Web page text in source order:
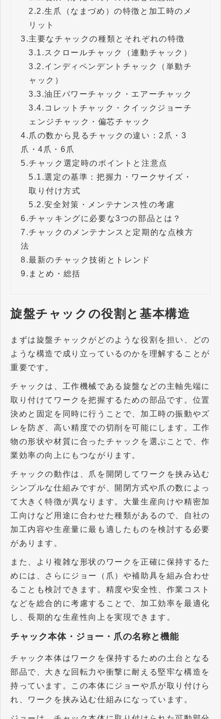
2.2.生爪（なまづめ）の特徴と加工時のメ
リット
3.主要なチャックの種類とそれぞれの特徴
3.1. スクロールチャック（連動チャック）
3.2.インディペンデントチャック（単動チ
ャック）
3.3.油圧パワーチャック・エアーチャック
3.4. コレットチャック・クイックジョーチ
ェンジチャック・偏芯チャック
4. 爪の数から見るチャックの違い：2爪・3
爪・4爪・6爪
5.チャック選定時のポイントと注意点
5.1.選定の基準：把握力・ワークサイズ・
取り付け方式
5.2.安全対策・メンテナンス性の考慮
6.チャッキングに必要な3つの部品とは？
7.チャックのメンテナンスと定期的な点検方
法
8.最新のチャック技術とトレンド
9. まとめ・総括
旋盤チャックの役割と基本構造
まずは旋盤チャックがどのような役割を担い、どの
ような構造で成り立っているのかを理解することが
重要です。
チャックは、工作機械である旋盤などの主軸先端に
取り付けてワークを把握するための部品です。位置
決めと固定を同時に行うことで、加工時の振動やズ
レを防ぎ、高い精度での切削を可能にします。工作
物の形状や材質に合ったチャックを選ぶことで、作
業効率の向上にもつながります。
チャックの動作は、爪を開閉してワークを挟み込む
シンプルな仕組みですが、開閉方式や爪の数によっ
て大きく特徴が異なります。大量生産向けや精密加
工向けなど用途に合わせた種類があるので、自社の
加工内容や生産量に最も適したものを検討する必要
があります。
また、より複雑な形状のワークを正確に保持するた
めには、さらにジョー（爪）や補助具を組み合わせ
ることも検討できます。精度や安全性、作業コスト
などを総合的に考慮することで、加工効率を最適化
し、長期的な生産性向上を実現できます。
チャック本体・ジョー・爪の名称と機能
チャック本体はワークを保持するための土台となる
部品で、大きな回転力や衝撃に耐える堅牢な構造を
持っています。この本体にジョーや爪が取り付けら
れ、ワークを挟み込む仕組みになっています。